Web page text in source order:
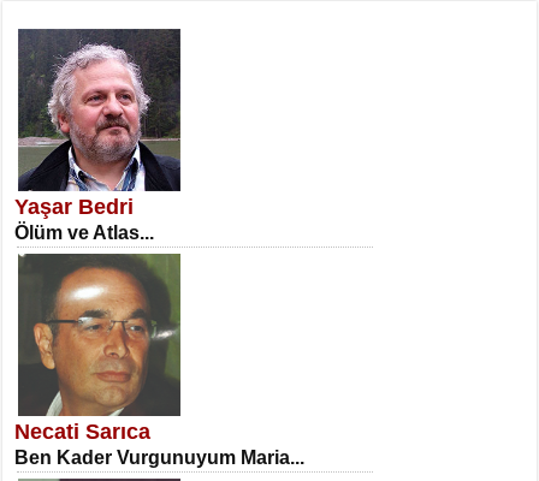
SATILMIŞ ÜMİT ÇETİNKAYA
Erkenlik...
NECLA DİLEK ARSLAN
Öğretmenler Günü Mahkemesi...
Yaşar Bedri
Ölüm ve Atlas...
Necati Sarıca
Ben Kader Vurgunuyum Maria...